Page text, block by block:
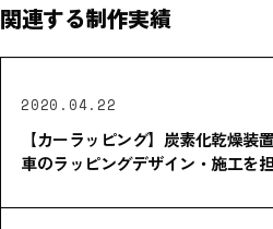
関連する制作実績
2020.04.22
【カーラッピング】炭素化乾燥装
車のラッピングデザイン・施工を